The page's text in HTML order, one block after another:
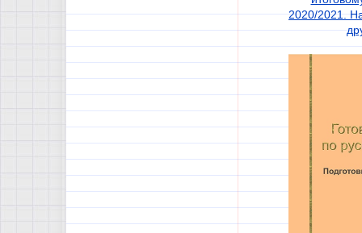
2020/2021.